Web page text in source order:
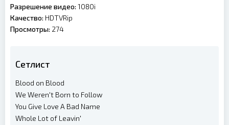
Разрешение видео: 1080i
Качество: HDTVRip
Просмотры: 274
Сетлист
Blood on Blood
We Weren't Born to Follow
You Give Love A Bad Name
Whole Lot of Leavin'